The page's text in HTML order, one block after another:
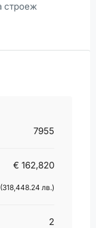
строеж
7955
€ 162,820
(318,448.24 лв.)
2